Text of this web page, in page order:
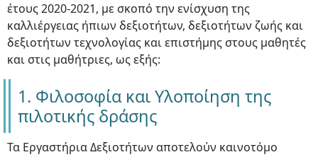
έτους 2020-2021, με σκοπό την ενίσχυση της
καλλιέργειας ήπιων δεξιοτήτων, δεξιοτήτων ζωής και
δεξιοτήτων τεχνολογίας και επιστήμης στους μαθητές
και στις μαθήτριες, ως εξής:
1. Φιλοσοφία και Υλοποίηση της
πιλοτικής δράσης
Τα Εργαστήρια Δεξιοτήτων αποτελούν καινοτόμο